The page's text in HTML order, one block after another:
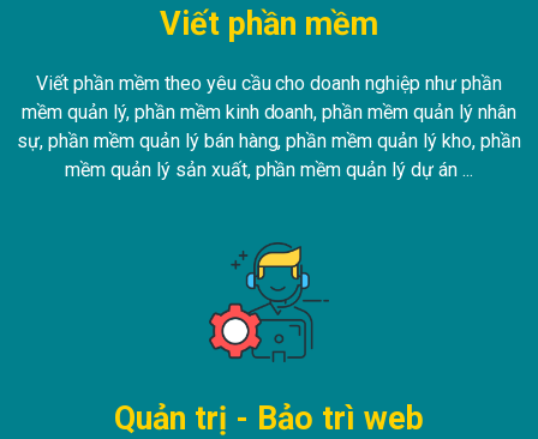
Viết phần mềm
Viết phần mềm theo yêu cầu cho doanh nghiệp như phần
mềm quản lý, phần mềm kinh doanh, phần mềm quản lý nhân
sự, phần mềm quản lý bán hàng, phần mềm quản lý kho, phần
mềm quản lý sản xuất, phần mềm quản lý dự án ...
Quản trị - Bảo trì web